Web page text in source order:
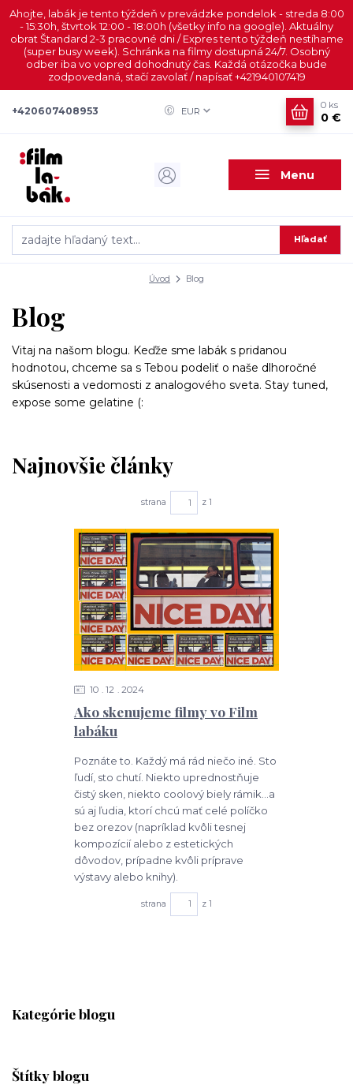
Ahojte, labák je tento týždeň v prevádzke pondelok - streda 8:00
- 15:30h, štvrtok 12:00 - 18:00h (všetky info na google). Aktuálny
obrat Štandard 2-3 pracovné dni / Expres tento týždeň nestíhame
(super busy week). Schránka na filmy dostupná 24/7. Osobný
odber iba vo vopred dohodnutý čas. Každá otázočka bude
zodpovedaná, stačí zavolať / napísať +421940107419
Menu
EUR
Hľadať
+420607408953
0 ks
0 €
Úvod Blog
Kategórie blogu
Štítky blogu
Blog
Vitaj na našom blogu. Keďže sme labák s pridanou
hodnotou, chceme sa s Tebou podeliť o naše dlhoročné
skúsenosti a vedomosti z analogového sveta. Stay tuned,
expose some gelatine (:
Najnovšie články
strana z 1
Ako skenujeme filmy vo Film
labáku
10 12 2024
Poznáte to. Každý má rád niečo iné. Sto
ľudí, sto chutí. Niekto uprednostňuje
čistý sken, niekto coolový biely rámik...a
sú aj ľudia, ktorí chcú mať celé políčko
bez orezov (napríklad kvôli tesnej
kompozícií alebo z estetických
dôvodov, prípadne kvôli príprave
výstavy alebo knihy).
strana z 1